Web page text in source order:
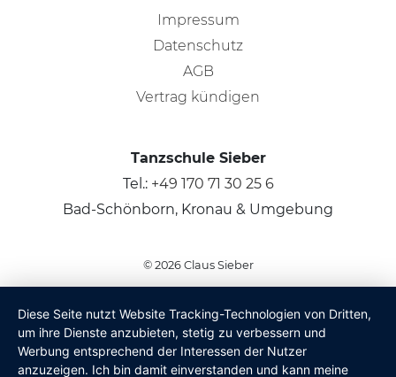
Diese Seite nutzt Website Tracking-Technologien von Dritten,
um ihre Dienste anzubieten, stetig zu verbessern und
Werbung entsprechend der Interessen der Nutzer
anzuzeigen. Ich bin damit einverstanden und kann meine
Impressum
Datenschutz
AGB
Vertrag kündigen
Tanzschule Sieber
Tel.: +49 170 71 30 25 6
Bad-Schönborn, Kronau & Umgebung
© 2026 Claus Sieber